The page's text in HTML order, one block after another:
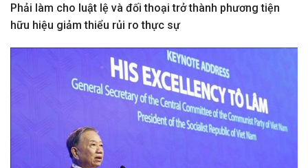
Phải làm cho luật lệ và đối thoại trở thành phương tiện
hữu hiệu giảm thiểu rủi ro thực sự